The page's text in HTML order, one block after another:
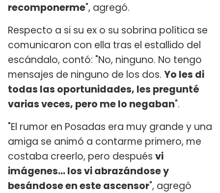
recomponerme", agregó.
Respecto a si su ex o su sobrina política se
comunicaron con ella tras el estallido del
escándalo, contó: "No, ninguno. No tengo
mensajes de ninguno de los dos. Yo les di
todas las oportunidades, les pregunté
varias veces, pero me lo negaban".
"El rumor en Posadas era muy grande y una
amiga se animó a contarme primero, me
costaba creerlo, pero después vi
imágenes... los vi abrazándose y
besándose en este ascensor", agregó